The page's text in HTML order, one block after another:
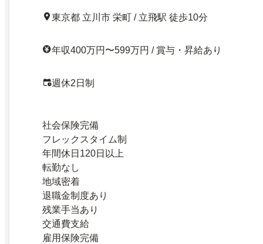
東京都 立川市 栄町 / 立飛駅 徒歩10分
年収400万円〜599万円 / 賞与・昇給あり
週休2日制
社会保険完備
フレックスタイム制
年間休日120日以上
転勤なし
地域密着
退職金制度あり
残業手当あり
交通費支給
雇用保険完備